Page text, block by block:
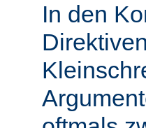
In den